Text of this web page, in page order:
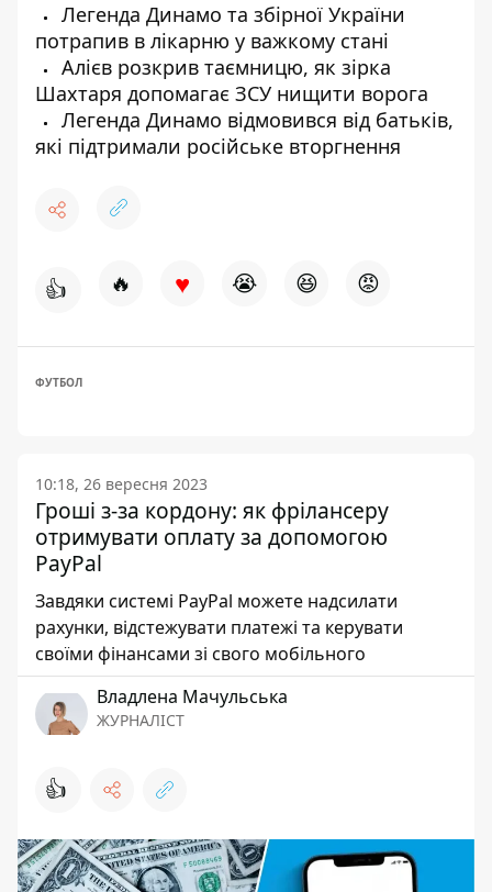
Легенда Динамо та збірної України
потрапив в лікарню у важкому стані
Алієв розкрив таємницю, як зірка
Шахтаря допомагає ЗСУ нищити ворога
Легенда Динамо відмовився від батьків,
які підтримали російське вторгнення
👍 🔥 ♥ 😭 😆 😡
ФУТБОЛ
10:18, 26 вересня 2023
Гроші з-за кордону: як фрілансеру
отримувати оплату за допомогою
PayPal
Завдяки системі PayPal можете надсилати
рахунки, відстежувати платежі та керувати
своїми фінансами зі свого мобільного
Владлена Мачульська
ЖУРНАЛІСТ
👍